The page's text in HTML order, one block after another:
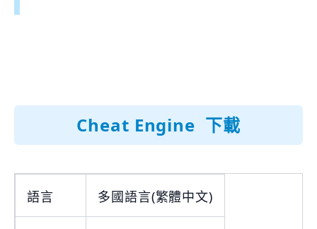
Cheat Engine 下載
語言 多國語言(繁體中文)